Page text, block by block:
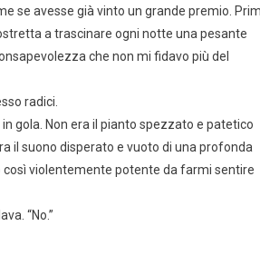
se avesse già vinto un grande premio.
a trascinare ogni notte una pesante
che non mi fidavo più del
radici.
gola. Non era il pianto spezzato e patetico
il suono disperato e vuoto di una profonda
così violentemente potente da farmi sentire
“No.”